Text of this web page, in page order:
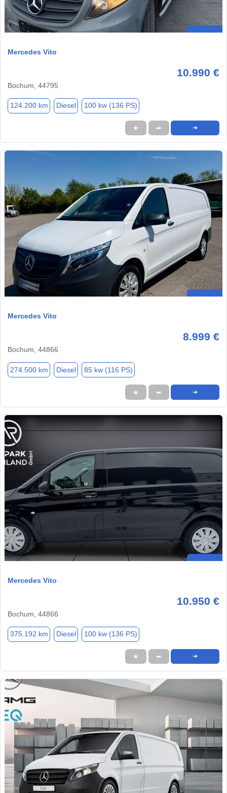
Mercedes Vito
10.990 €
Bochum, 44795
124.200 km Diesel 100 kw (136 PS)
★ ➦ ➜
Mercedes Vito
8.999 €
Bochum, 44866
274.500 km Diesel 85 kw (116 PS)
★ ➦ ➜
Mercedes Vito
10.950 €
Bochum, 44866
375.192 km Diesel 100 kw (136 PS)
★ ➦ ➜